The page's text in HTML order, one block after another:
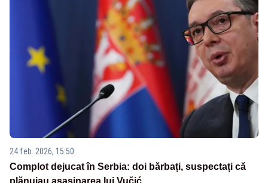
24 feb. 2026, 15:50
Complot dejucat în Serbia: doi bărbați, suspectați că
plănuiau asasinarea lui Vučić